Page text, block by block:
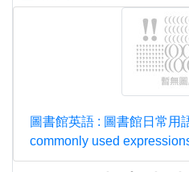
圖書館英語 : 圖書館日常用
commonly used